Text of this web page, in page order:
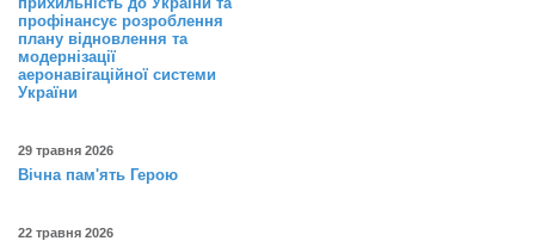
профінансує розроблення
плану відновлення та
модернізації
аеронавігаційної системи
України
29 травня 2026
Вічна пам'ять Герою
22 травня 2026